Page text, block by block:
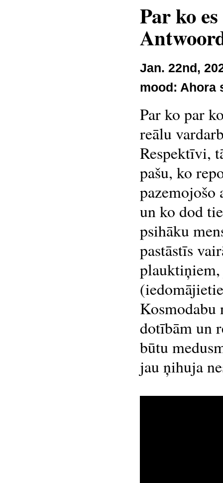
Par ko
Jan. 22nd,
mood: Ahora
Par ko par
reālu
Respektīvi,
pašu, ko
pazemojošo
un ko dod
psihāku
pastāstīs
dotībām un
būtu
jau ņihuja